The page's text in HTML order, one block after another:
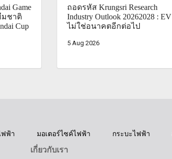
Game
มชาติ
Cup
ถอดรหัส Krungsri Research
Industry Outlook 20262028 : EV
ไม่ใช่อนาคตอีกต่อไป
5 Aug 2026
ฟ้า มอเตอร์ไซค์ไฟฟ้า กระบะไฟฟ้า
เกี่ยวกับเรา